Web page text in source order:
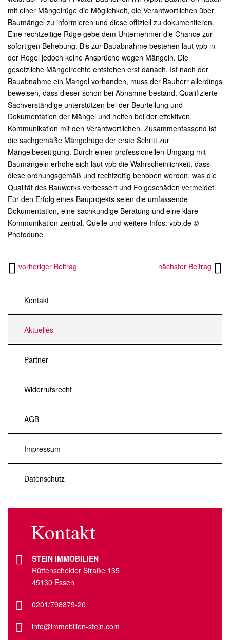
mit einer Mängelrüge die Möglichkeit, die Verantwortlichen über
Baumängel zu informieren und diese offiziell zu dokumentieren.
Eine rechtzeitige Rüge gebe dem Unternehmer die Chance zur
sofortigen Behebung. Bis zur Bauabnahme bestehen laut vpb in
der Regel jedoch keine Ansprüche wegen Mängeln. Die
gesetzliche Mängelrechte entstehen erst danach. Ist nach der
Bauabnahme ein Mangel vorhanden, muss der Bauherr allerdings
beweisen, dass dieser schon bei Abnahme bestand. Qualifizierte
Sachverständige unterstützen bei der Beurteilung und
Dokumentation der Mängel und helfen bei der effektiven
Kommunikation mit den Verantwortlichen. Zusammenfassend ist
die sachgemäße Mängelrüge der erste Schritt zur
Mängelbeseitigung. Durch einen professionellen Umgang mit
Baumängeln erhöhe sich laut vpb die Wahrscheinlichkeit, dass
diese ordnungsgemäß und rechtzeitig behoben werden, was die
Qualität des Bauwerks verbessert und Folgeschäden vermeidet.
Für den Erfolg eines Bauprojekts seien die umfassende
Dokumentation, eine sachkundige Beratung und eine klare
Kommunikation zentral. Quelle und weitere Infos: vpb.de ©
Photodune
vorheriger Beitrag nächster Beitrag
Kontakt
Aktuelles
Partner
Widerrufsrecht
AGB
Impressum
Datenschutz
Kontakt
STEIN IMMOBILIEN
Rüttenscheider Straße 135
45130 Essen
0201/798879-20
info@immobilien-stein.com